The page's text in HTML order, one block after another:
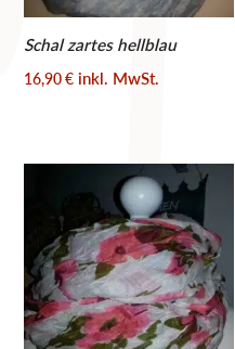
Schal zartes hellblau
16,90€ inkl. MwSt.